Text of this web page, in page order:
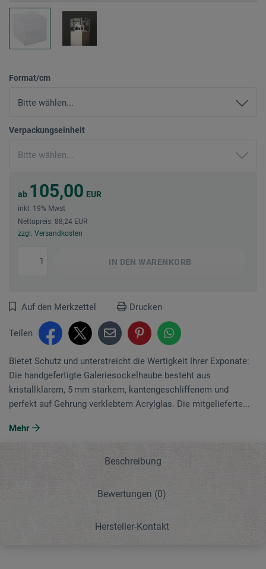
Format/cm
Verpackungseinheit
ab 105,00 EUR
inkl. 19% Mwst
Nettopreis: 88,24 EUR
zzgl. Versandkosten
IN DEN WARENKORB
Auf den Merkzettel Drucken
Teilen
Bietet Schutz und unterstreicht die Wertigkeit Ihrer Exponate:
Die handgefertigte Galeriesockelhaube besteht aus
kristallklarem, 5 mm starkem, kantengeschliffenem und
perfekt auf Gehrung verklebtem Acrylglas. Die mitgelieferte...
Mehr
Beschreibung
Bewertungen (0)
Hersteller-Kontakt